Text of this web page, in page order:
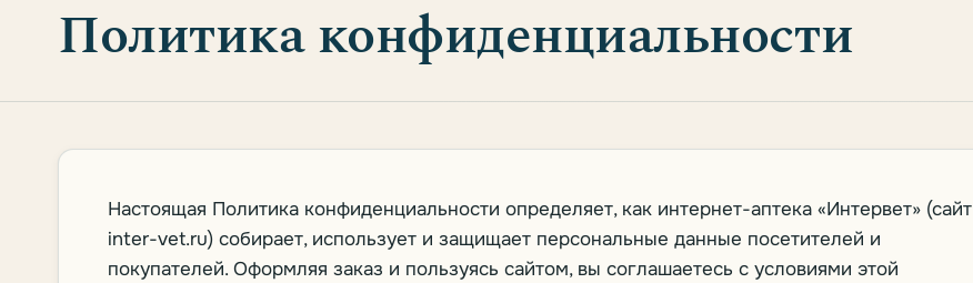
Политика конфиденциальности
Настоящая Политика конфиденциальности определяет, как интернет-аптека «Интервет» (сайт
inter-vet.ru) собирает, использует и защищает персональные данные посетителей и
покупателей. Оформляя заказ и пользуясь сайтом, вы соглашаетесь с условиями этой